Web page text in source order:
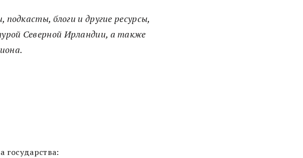
блоги и другие ресурсы,
Северной Ирландии, а также
государства: